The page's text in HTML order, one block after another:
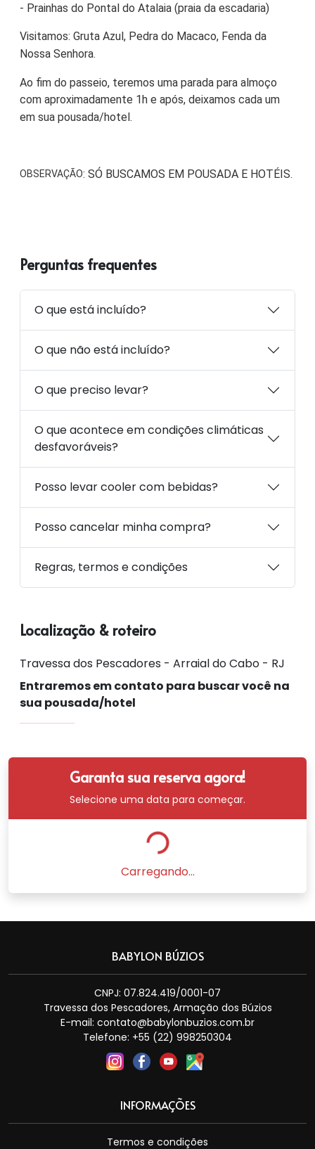
- Prainhas do Pontal do Atalaia (praia da escadaria)
Visitamos: Gruta Azul, Pedra do Macaco, Fenda da
Nossa Senhora.
Ao fim do passeio, teremos uma parada para almoço
com aproximadamente 1h e após, deixamos cada um
em sua pousada/hotel.
OBSERVAÇÃO: SÓ BUSCAMOS EM POUSADA E HOTÉIS.
Perguntas frequentes
O que está incluído?
O que não está incluído?
O que preciso levar?
O que acontece em condições climáticas
desfavoráveis?
Posso levar cooler com bebidas?
Posso cancelar minha compra?
Regras, termos e condições
Localização & roteiro
Travessa dos Pescadores - Arraial do Cabo - RJ
Entraremos em contato para buscar você na
sua pousada/hotel
Garanta sua reserva agora!
Selecione uma data para começar.
Carregando...
BABYLON BÚZIOS
CNPJ: 07.824.419/0001-07
Travessa dos Pescadores, Armação dos Búzios
E-mail: contato@babylonbuzios.com.br
Telefone: +55 (22) 998250304
INFORMAÇÕES
Termos e condições